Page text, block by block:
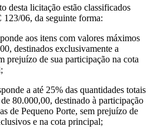
desta licitação estão classificados
123/06, da seguinte forma:
aos itens com valores máximos
destinados exclusivamente a
prejuízo de sua participação na cota
a até 25% das quantidades totais
80.000,00, destinado à participação
de Pequeno Porte, sem prejuízo de
e na cota principal;